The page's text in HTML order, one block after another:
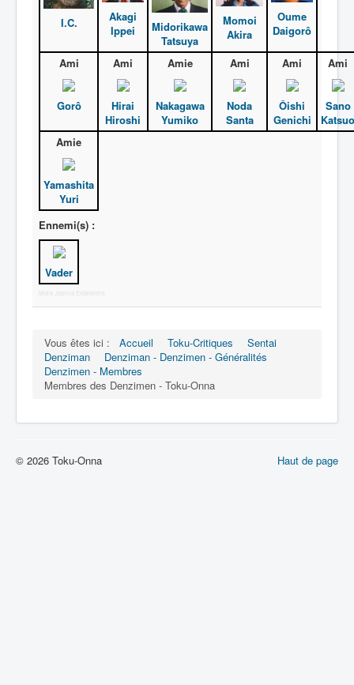
I.C.
Akagi
Ippei
Midorikawa
Tatsuya
Momoi
Akira
Oume
Daigorô
Ami
Gorô
Ami
Hirai
Hiroshi
Amie
Nakagawa
Yumiko
Ami
Noda
Santa
Ami
Ôishi
Genichi
Ami
Sano
Katsuo
Amie
Yamashita
Yuri
Ennemi(s) :
Vader
More Joomla Extensions
Vous êtes ici : Accueil Toku-Critiques
Sentai
Denziman
Denziman - Denzimen - Généralités
Denzimen - Membres
Membres des Denzimen - Toku-Onna
Haut de page
© 2026 Toku-Onna